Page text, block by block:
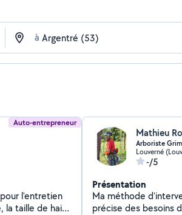
à
Auto-entrepreneur
l'entretien
la taille de haie
Arboriste
Louverné
-/5
Présentation
Ma méthode
précise des besoins